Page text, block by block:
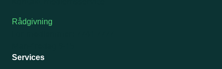
Rådgivning
Services